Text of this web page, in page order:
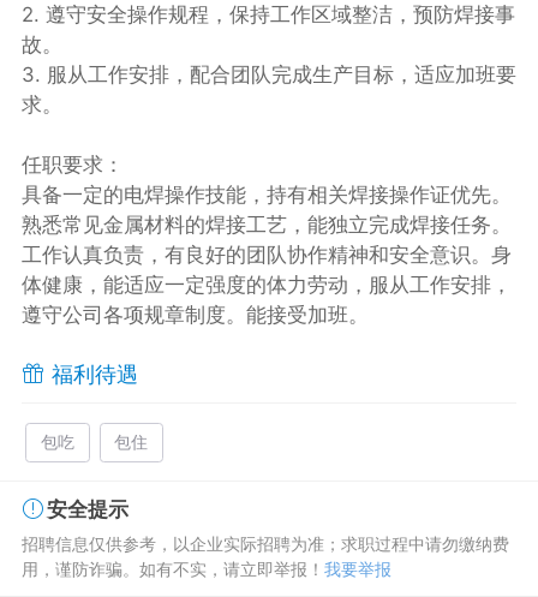
2. 遵守安全操作规程，保持工作区域整洁，预防焊接事
故。
3. 服从工作安排，配合团队完成生产目标，适应加班要
求。
任职要求：
具备一定的电焊操作技能，持有相关焊接操作证优先。
熟悉常见金属材料的焊接工艺，能独立完成焊接任务。
工作认真负责，有良好的团队协作精神和安全意识。身
体健康，能适应一定强度的体力劳动，服从工作安排，
遵守公司各项规章制度。能接受加班。
福利待遇
包吃 包住
安全提示
招聘信息仅供参考，以企业实际招聘为准；求职过程中请勿缴纳费
用，谨防诈骗。如有不实，请立即举报！ 我要举报